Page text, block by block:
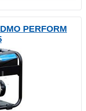
PERFORM